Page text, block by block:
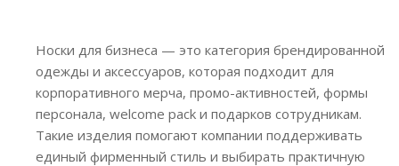
Носки для бизнеса — это категория брендированной
одежды и аксессуаров, которая подходит для
корпоративного мерча, промо-активностей, формы
персонала, welcome pack и подарков сотрудникам.
Такие изделия помогают компании поддерживать
единый фирменный стиль и выбирать практичную